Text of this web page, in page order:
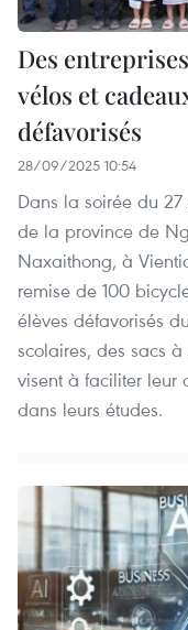
Des
vélos et
défavorisés
28/09/2025 10:54
Dans la soirée du
de la province de
Naxaithong, à
remise de 100
élèves défavorisés
scolaires, des sacs
visent à faciliter leur
dans leurs études.